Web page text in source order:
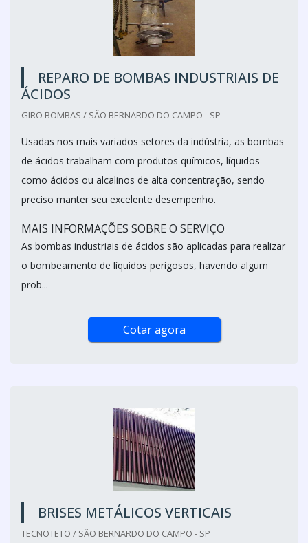
REPARO DE BOMBAS INDUSTRIAIS DE
ÁCIDOS
GIRO BOMBAS / SÃO BERNARDO DO CAMPO - SP
Usadas nos mais variados setores da indústria, as bombas
de ácidos trabalham com produtos químicos, líquidos
como ácidos ou alcalinos de alta concentração, sendo
preciso manter seu excelente desempenho.
MAIS INFORMAÇÕES SOBRE O SERVIÇO
As bombas industriais de ácidos são aplicadas para realizar
o bombeamento de líquidos perigosos, havendo algum
prob...
Cotar agora
BRISES METÁLICOS VERTICAIS
TECNOTETO / SÃO BERNARDO DO CAMPO - SP